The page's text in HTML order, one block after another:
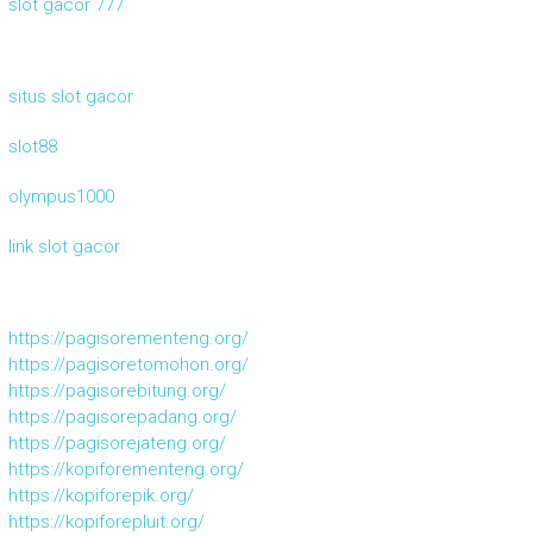
slot gacor 777
situs slot gacor
slot88
olympus1000
link slot gacor
https://pagisorementeng.org/
https://pagisoretomohon.org/
https://pagisorebitung.org/
https://pagisorepadang.org/
https://pagisorejateng.org/
https://kopiforementeng.org/
https://kopiforepik.org/
https://kopiforepluit.org/